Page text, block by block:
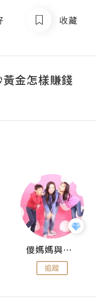
收藏
黃金怎樣賺錢
儍媽媽與兩隻小魔怪之家
追蹤